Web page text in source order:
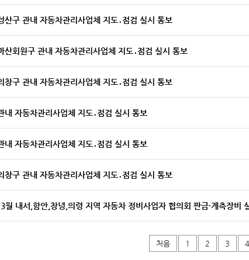
산구 관내 자동차관리사업체 지도․점검 실시 통보
산회원구 관내 자동차관리사업체 지도․점검 실시 통보
창구 관내 자동차관리사업체 지도․점검 실시 통보
내 자동차관리사업체 지도․점검 실시 통보
내 자동차관리사업체 지도․점검 실시 통보
창구 관내 자동차관리사업체 지도․점검 실시 통보
월 내서,함안,창녕,의령 지역 자동차 정비사업자 협의회 판금·계측장비
처음 1 2 3 4